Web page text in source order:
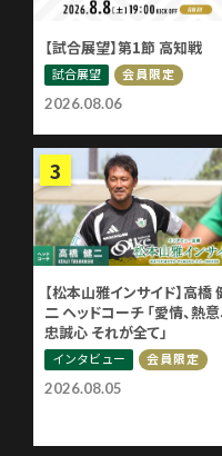
2026.08.06
【試合展望】第1節 高知戦
試合展望
会員限定
2026.08.05
【松本山雅インサイド】高橋
二 ヘッドコーチ 「愛情、熱意
忠誠心 それが全て」
インタビュー 会員限定